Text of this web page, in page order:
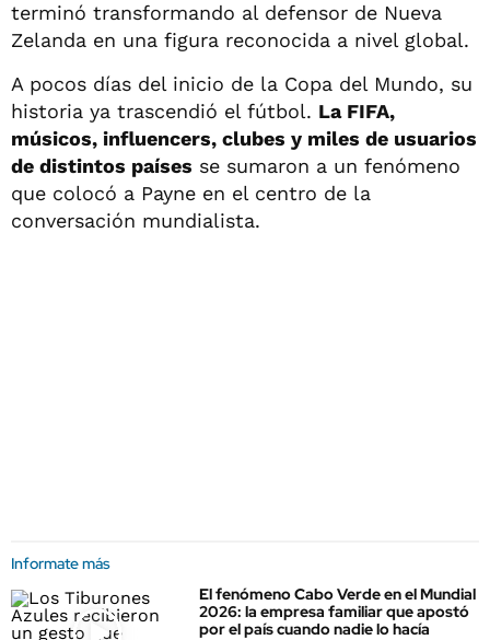
terminó transformando al defensor de Nueva
Zelanda en una figura reconocida a nivel global.
A pocos días del inicio de la Copa del Mundo, su
historia ya trascendió el fútbol. La FIFA,
músicos, influencers, clubes y miles de usuarios
de distintos países se sumaron a un fenómeno
que colocó a Payne en el centro de la
conversación mundialista.
Informate más
El fenómeno Cabo Verde en el Mundial
2026: la empresa familiar que apostó
por el país cuando nadie lo hacía